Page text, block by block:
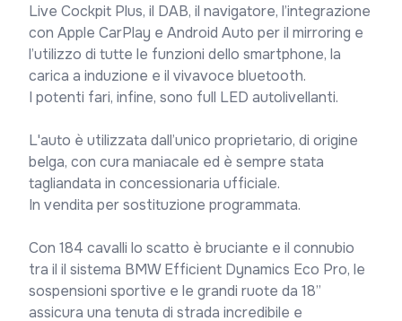
Live Cockpit Plus, il DAB, il navigatore, l’integrazione
con Apple CarPlay e Android Auto per il mirroring e
l’utilizzo di tutte le funzioni dello smartphone, la
carica a induzione e il vivavoce bluetooth.
I potenti fari, infine, sono full LED autolivellanti.
L'auto è utilizzata dall’unico proprietario, di origine
belga, con cura maniacale ed è sempre stata
tagliandata in concessionaria ufficiale.
In vendita per sostituzione programmata.
Con 184 cavalli lo scatto è bruciante e il connubio
tra il il sistema BMW Efficient Dynamics Eco Pro, le
sospensioni sportive e le grandi ruote da 18”
assicura una tenuta di strada incredibile e